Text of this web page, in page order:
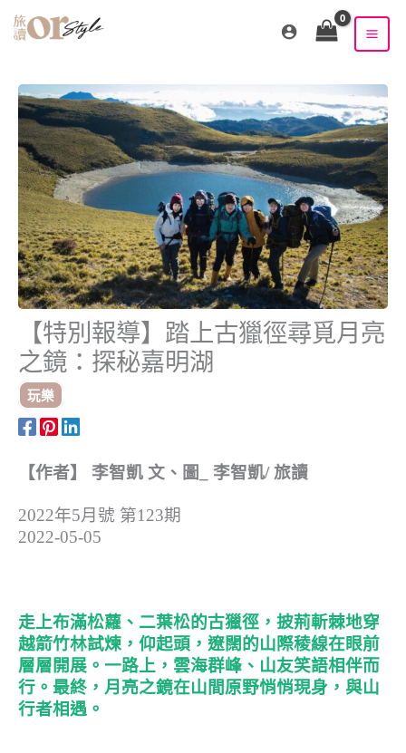
【特別報導】踏上古獵徑尋覓月亮
之鏡：探秘嘉明湖
玩樂
【作者】 李智凱 文、圖_ 李智凱/ 旅讀
2022年5月號 第123期
2022-05-05
走上布滿松蘿、二葉松的古獵徑，披荊斬棘地穿
越箭竹林試煉，仰起頭，遼闊的山際稜線在眼前
層層開展。一路上，雲海群峰、山友笑語相伴而
行。最終，月亮之鏡在山間原野悄悄現身，與山
行者相遇。